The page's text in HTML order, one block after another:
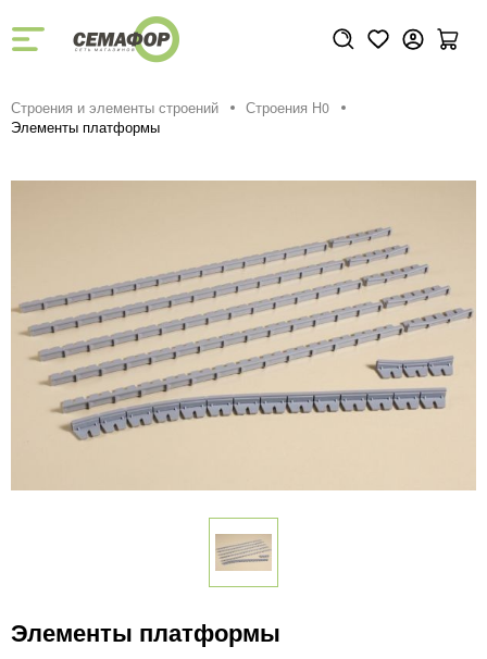
Строения и элементы строений
Строения H0
Элементы платформы
Элементы платформы